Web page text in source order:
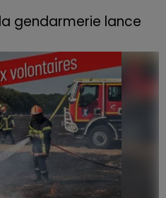
gendarmerie lance
de se propager au
deux habitations et
centaine de personnes.